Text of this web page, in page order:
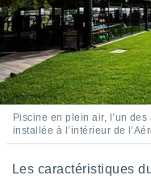
la
sur le
et que
ne
ou
Piscine en plein air, l’un
installée à l’intérieur de
Les caractéristiques